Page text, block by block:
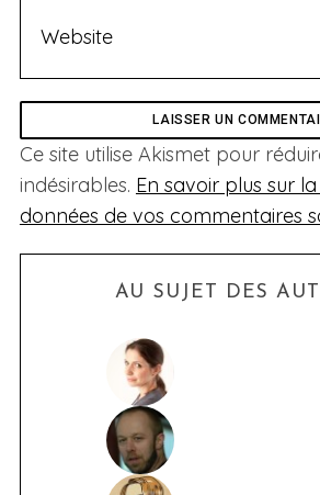
Ce site utilise Akismet pour
indésirables. En savoir plus sur
données de vos commentaires
AU SUJET DES